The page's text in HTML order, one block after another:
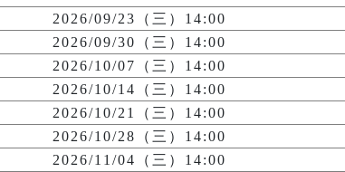
2026/09/23（三）14:00
2026/09/30（三）14:00
2026/10/07（三）14:00
2026/10/14（三）14:00
2026/10/21（三）14:00
2026/10/28（三）14:00
2026/11/04（三）14:00